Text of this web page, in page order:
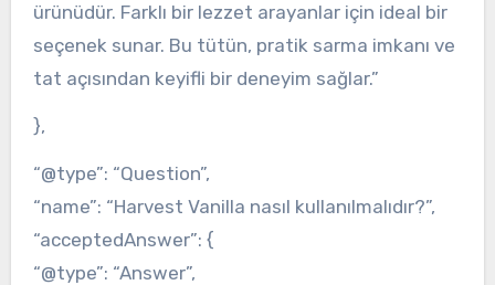
ürünüdür. Farklı bir lezzet arayanlar için ideal bir
seçenek sunar. Bu tütün, pratik sarma imkanı ve
tat açısından keyifli bir deneyim sağlar.”
},
“@type”: “Question”,
“name”: “Harvest Vanilla nasıl kullanılmalıdır?”,
“acceptedAnswer”: {
“@type”: “Answer”,